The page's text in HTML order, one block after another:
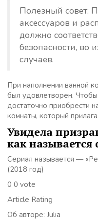
Полезный совет:
аксессуаров и
должно
безопасности, во
случаев.
При наполнении ванной
был удовлетворен.
достаточно приобрести
комнаты, который
Увидела
как
Сериал называется —
(2018 год)
0 0 vote
Article Rating
Об авторе: Julia